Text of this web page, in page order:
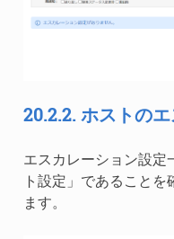
20.2.2. ホストの
エスカレーション設定
ト設定」であること
ます。